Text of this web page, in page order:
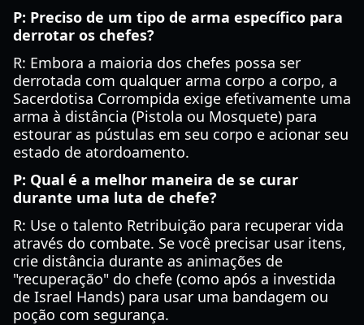
P: Preciso de um tipo de arma específico para
derrotar os chefes?
R: Embora a maioria dos chefes possa ser
derrotada com qualquer arma corpo a corpo, a
Sacerdotisa Corrompida exige efetivamente uma
arma à distância (Pistola ou Mosquete) para
estourar as pústulas em seu corpo e acionar seu
estado de atordoamento.
P: Qual é a melhor maneira de se curar
durante uma luta de chefe?
R: Use o talento Retribuição para recuperar vida
através do combate. Se você precisar usar itens,
crie distância durante as animações de
"recuperação" do chefe (como após a investida
de Israel Hands) para usar uma bandagem ou
poção com segurança.